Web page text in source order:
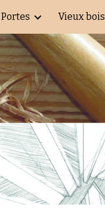
Portes Vieux bois